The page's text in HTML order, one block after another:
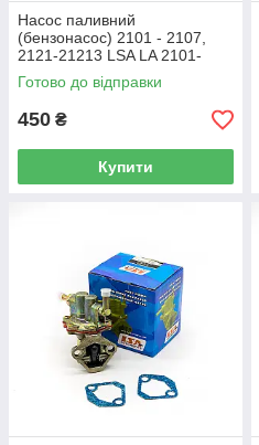
Насос паливний
(бензонасос) 2101 - 2107,
2121-21213 LSA LA 2101-
1106010
Готово до відправки
450 ₴
Купити